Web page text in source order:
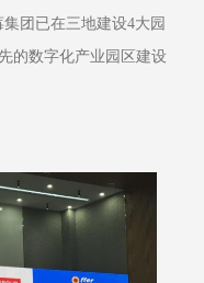
团已在三地建设4大园
的数字化产业园区建设